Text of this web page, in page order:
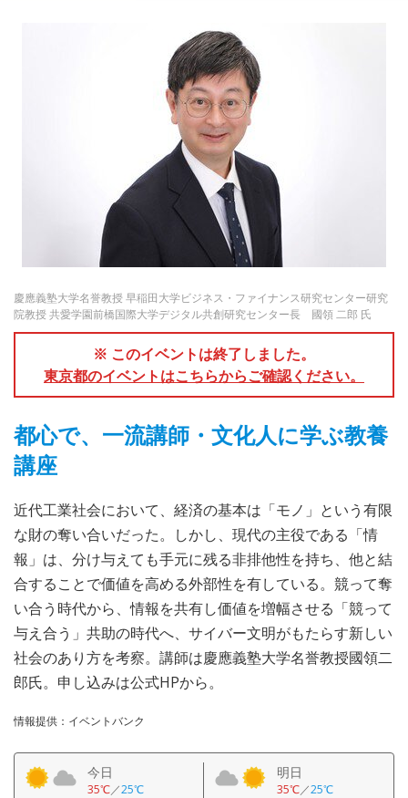
慶應義塾大学名誉教授 早稲田大学ビジネス・ファイナンス研究センター研究
院教授 共愛学園前橋国際大学デジタル共創研究センター長 國領 二郎 氏
※ このイベントは終了しました。
東京都のイベントはこちらからご確認ください。
都心で、一流講師・文化人に学ぶ教養
講座
近代工業社会において、経済の基本は「モノ」という有限
な財の奪い合いだった。しかし、現代の主役である「情
報」は、分け与えても手元に残る非排他性を持ち、他と結
合することで価値を高める外部性を有している。競って奪
い合う時代から、情報を共有し価値を増幅させる「競って
与え合う」共助の時代へ、サイバー文明がもたらす新しい
社会のあり方を考察。講師は慶應義塾大学名誉教授國領二
郎氏。申し込みは公式HPから。
情報提供：イベントバンク
今日
35℃／25℃
明日
35℃／25℃